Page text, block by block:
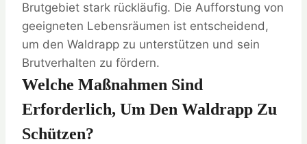
Brutgebiet stark rückläufig. Die Aufforstung von
geeigneten Lebensräumen ist entscheidend,
um den Waldrapp zu unterstützen und sein
Brutverhalten zu fördern.
Welche Maßnahmen Sind
Erforderlich, Um Den Waldrapp Zu
Schützen?